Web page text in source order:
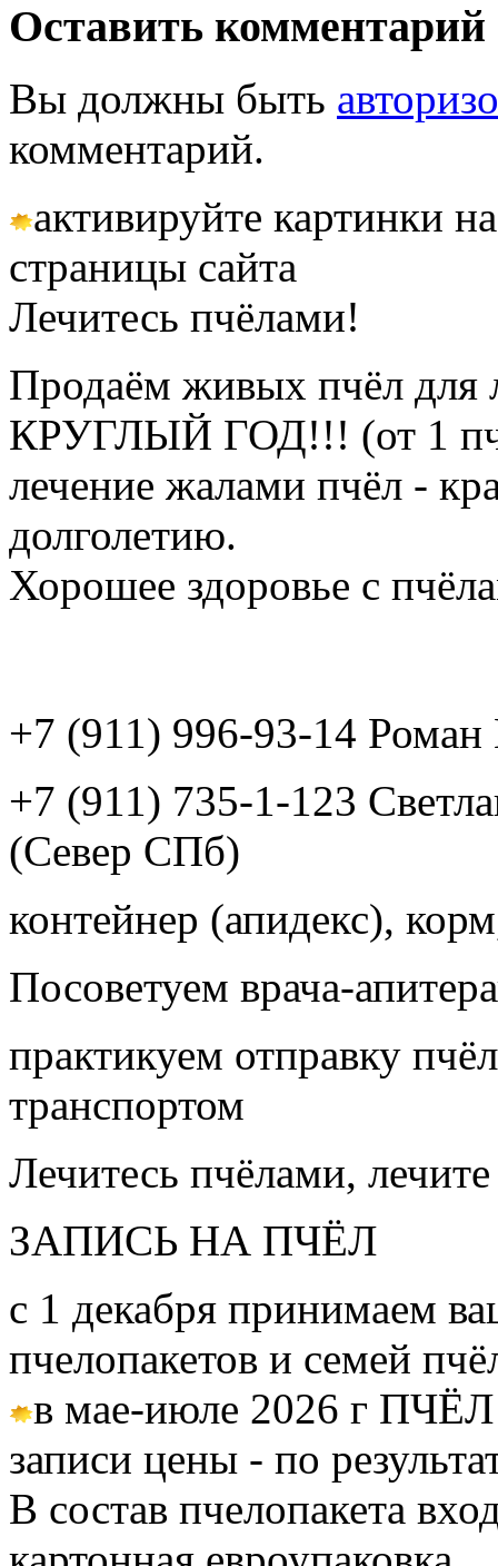
Оставить комментарий
Вы должны быть
комментарий.
активируйте картинки
страницы сайта
Лечитесь пчёлами!
Продаём живых пчёл для
КРУГЛЫЙ ГОД!!! (от 1
лечение жалами пчёл -
долголетию.
Хорошее здоровье с
+7 (911) 996-93-14
+7 (911) 735-1-123
(Север СПб)
контейнер (апидекс),
Посоветуем врача-
практикуем отправку
транспортом
Лечитесь пчёлами,
ЗАПИСЬ НА ПЧЁЛ
с 1 декабря принимаем
пчелопакетов и семей
в мае-июле 2026 г
записи цены - по
В состав пчелопакета